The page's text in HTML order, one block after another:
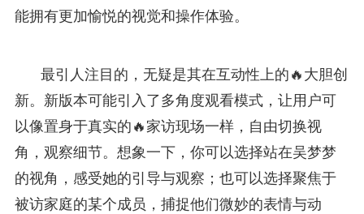
能拥有更加愉悦的视觉和操作体验。
最引人注目的，无疑是其在互动性上的🔥大胆创
新。新版本可能引入了多角度观看模式，让用户可
以像置身于真实的🔥家访现场一样，自由切换视
角，观察细节。想象一下，你可以选择站在吴梦梦
的视角，感受她的引导与观察；也可以选择聚焦于
被访家庭的某个成员，捕捉他们微妙的表情与动